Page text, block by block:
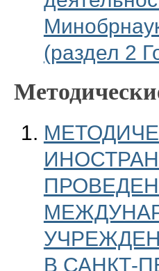
(раздел 2
В САНКТ-